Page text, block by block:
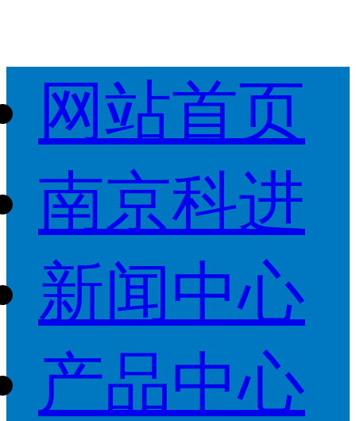
网站首页
南京科进
新闻中心
产品中心